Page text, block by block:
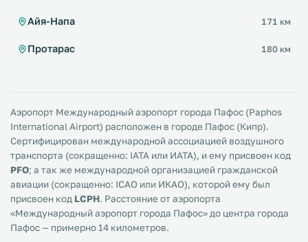
Айя-Напа 171 км
Протарас 180 км
Аэропорт Международный аэропорт города Пафос (Paphos
International Airport) расположен в городе Пафос (Кипр).
Сертифицирован международной ассоциацией воздушного
транспорта (сокращенно: IATA или ИАТА), и ему присвоен код
PFO; а так же международной организацией гражданской
авиации (сокращенно: ICAO или ИКАО), которой ему был
присвоен код LCPH. Расстояние от аэропорта
«Международный аэропорт города Пафос» до центра города
Пафос — примерно 14 километров.